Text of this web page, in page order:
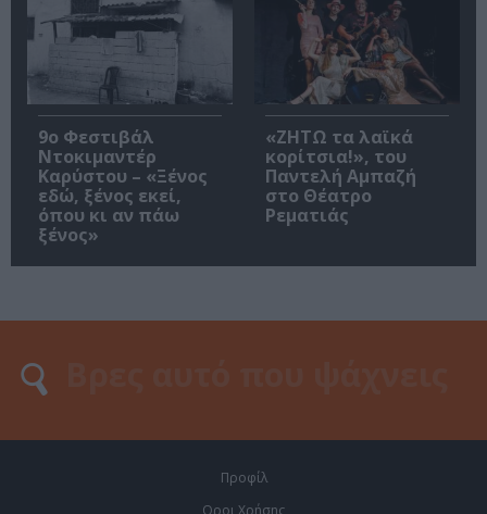
9ο Φεστιβάλ
Ντοκιμαντέρ
Καρύστου – «Ξένος
εδώ, ξένος εκεί,
όπου κι αν πάω
ξένος»
«ΖΗΤΩ τα λαϊκά
κορίτσια!», του
Παντελή Αμπαζή
στο Θέατρο
Ρεματιάς
Προφίλ
Οροι Χρήσης